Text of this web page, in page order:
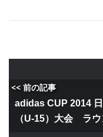
<< 前の記事
adidas CUP 2014
（U-15）大会 ラ